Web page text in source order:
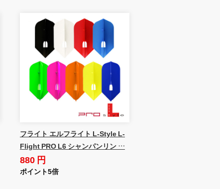
フライト エルフライト L-Style L-
Flight PRO L6 シャンパンリン …
880 円
ポイント5倍